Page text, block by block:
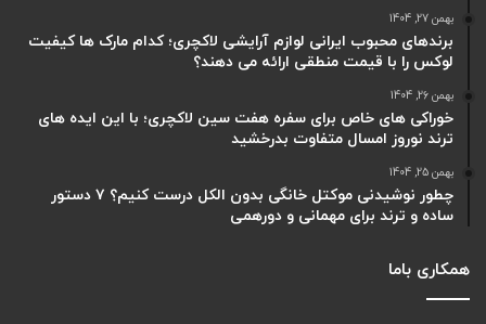
بهمن 27, 1404
برندهای محبوب ایرانی لوازم آرایشی لاکچری؛ کدام مارک ها کیفیت
لوکس را با قیمت منطقی ارائه می دهند؟
بهمن 26, 1404
خوراکی های خاص برای سفره هفت سین لاکچری؛ با این ایده های
ترند نوروز امسال متفاوت بدرخشید
بهمن 25, 1404
چطور نوشیدنی موکتل خانگی بدون الکل درست کنیم؟ ۷ دستور
ساده و ترند برای مهمانی و دورهمی
همکاری باما